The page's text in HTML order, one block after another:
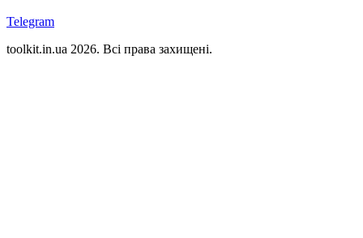
Telegram
toolkit.in.ua 2026. Всі права захищені.